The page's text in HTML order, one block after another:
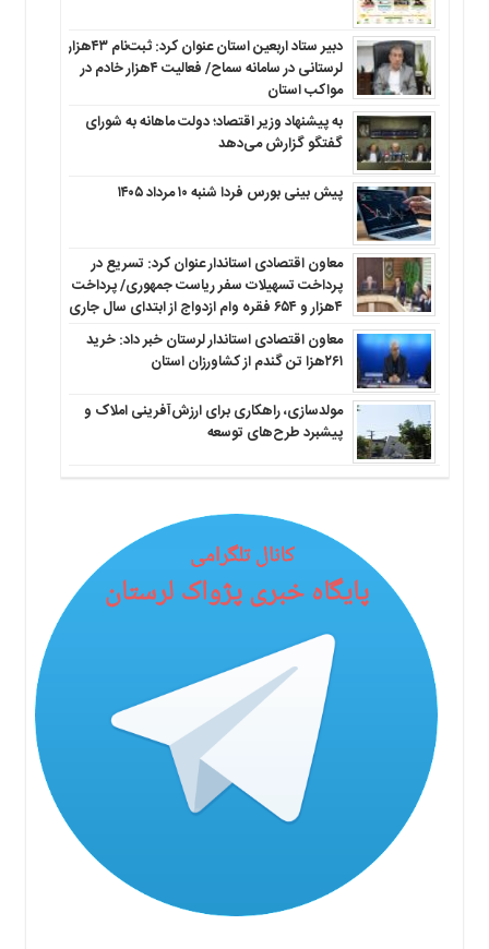
دبیر ستاد اربعین استان عنوان کرد: ثبت‌نام ۴۳هزار
لرستانی در سامانه سماح/ فعالیت ۴هزار خادم در
مواکب استان
به پیشنهاد وزیر اقتصاد؛ دولت ماهانه به شورای
گفتگو گزارش می‌دهد
پیش بینی بورس فردا شنبه ۱۰ مرداد ۱۴۰۵
معاون اقتصادی استاندار عنوان کرد: تسریع در
پرداخت تسهیلات سفر ریاست جمهوری/ پرداخت
۴هزار و ۶۵۴ فقره وام ازدواج از ابتدای سال جاری
معاون اقتصادی استاندار لرستان خبر داد: خرید
۲۶۱هزا تن گندم از کشاورزان استان
مولدسازی، راهکاری برای ارزش‌آفرینی املاک و
پیشبرد طرح‌های توسعه